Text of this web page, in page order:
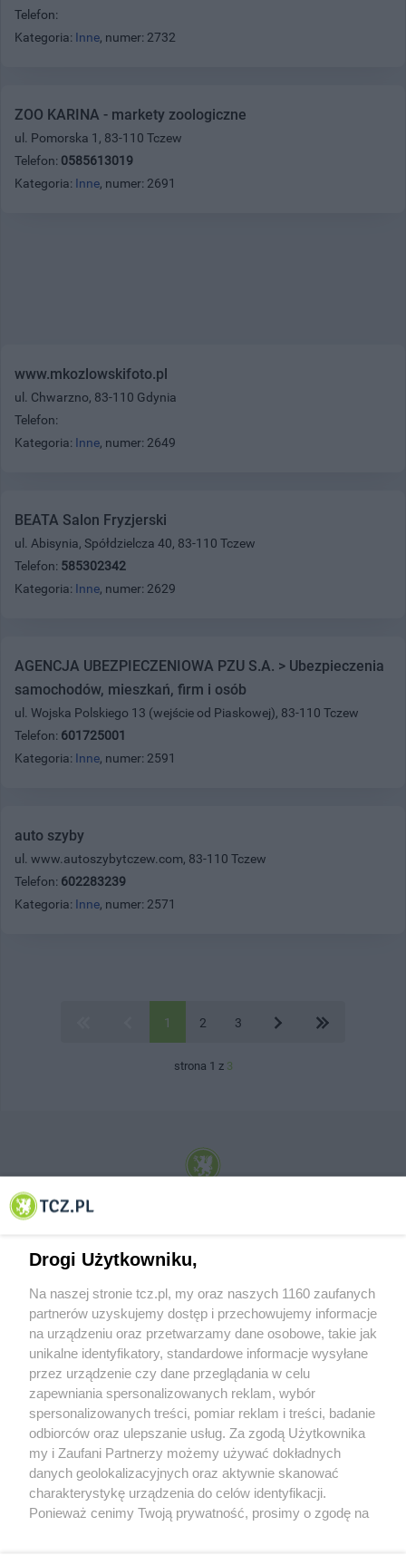
Telefon:
Kategoria: Inne, numer: 2732
ZOO KARINA - markety zoologiczne
ul. Pomorska 1, 83-110 Tczew
Telefon: 0585613019
Kategoria: Inne, numer: 2691
www.mkozlowskifoto.pl
ul. Chwarzno, 83-110 Gdynia
Telefon:
Kategoria: Inne, numer: 2649
BEATA Salon Fryzjerski
ul. Abisynia, Spółdzielcza 40, 83-110 Tczew
Telefon: 585302342
Kategoria: Inne, numer: 2629
AGENCJA UBEZPIECZENIOWA PZU S.A. > Ubezpieczenia
samochodów, mieszkań, firm i osób
ul. Wojska Polskiego 13 (wejście od Piaskowej), 83-110 Tczew
Telefon: 601725001
Kategoria: Inne, numer: 2591
auto szyby
ul. www.autoszybytczew.com, 83-110 Tczew
Telefon: 602283239
Kategoria: Inne, numer: 2571
1 2 3
strona 1 z 3
© 2001-2026 Tczew - TCZ.PL Sp. z o.o. Internetowy Serwis Informacyjny Miasta
O FIRMIE POLITYKA PRYWATNOŚCI HOSTING
REKLAMA WSPÓŁPRACA RSS FACEBOOK KONTAKT
Nasze serwisy
Aktualności
Tcz24
Muzyka i kultura
Archiwum wydarzeń
Drogi Użytkowniku,
Na naszej stronie tcz.pl, my oraz naszych 1160 zaufanych
partnerów uzyskujemy dostęp i przechowujemy informacje
na urządzeniu oraz przetwarzamy dane osobowe, takie jak
unikalne identyfikatory, standardowe informacje wysyłane
przez urządzenie czy dane przeglądania w celu
zapewniania spersonalizowanych reklam, wybór
spersonalizowanych treści, pomiar reklam i treści, badanie
odbiorców oraz ulepszanie usług. Za zgodą Użytkownika
my i Zaufani Partnerzy możemy używać dokładnych
danych geolokalizacyjnych oraz aktywnie skanować
charakterystykę urządzenia do celów identyfikacji.
Ponieważ cenimy Twoją prywatność, prosimy o zgodę na